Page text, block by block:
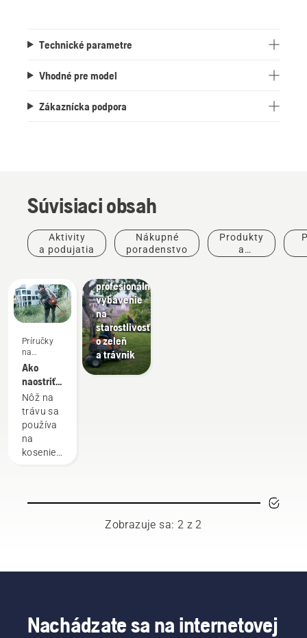
Technické parametre
Vhodné pre model
Zákaznícka podpora
Súvisiaci obsah
Aktivity
a podujatia
Nákupné
poradenstvo
Produkty
a
Príručky
na
používanie
Ako
naostriť
nôž na
trávu
Nôž na
trávu sa
používa
na
kosenie
vyžínač
Nôž na
trávu
Terénne
Nástroje
na
úpravu
profesionálne
vybavenie
na
starostlivosť
o zeleň
a trávnik
Zobrazuje sa: 2 z 2
Nachádzate sa na internetovej